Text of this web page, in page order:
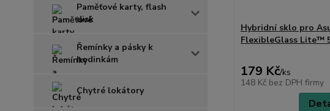
Paměťové karty, flash
disk
Řemínky a pásky k
hodinkám
Chytré lokátory
Hybridní sklo pro
FlexibleGlass Lite™
179 Kč/ks
148 Kč bez DPH firmy